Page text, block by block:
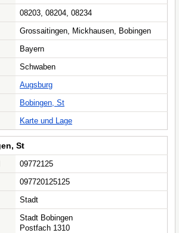
08203, 08204, 08234
Grossaitingen, Mickhausen, Bobingen
Bayern
Schwaben
Augsburg
Bobingen, St
Karte und Lage
St
09772125
097720125125
Stadt
Stadt Bobingen
Postfach 1310